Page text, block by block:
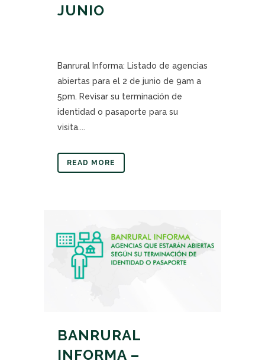
JUNIO
Banrural Informa: Listado de agencias
abiertas para el 2 de junio de 9am a
5pm. Revisar su terminación de
identidad o pasaporte para su
visita....
READ MORE
BANRURAL
INFORMA –